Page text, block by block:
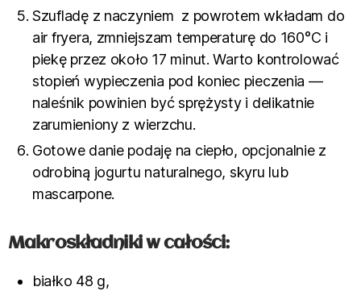
Szufladę z naczyniem z powrotem wkładam do
air fryera, zmniejszam temperaturę do 160°C i
piekę przez około 17 minut. Warto kontrolować
stopień wypieczenia pod koniec pieczenia —
naleśnik powinien być sprężysty i delikatnie
zarumieniony z wierzchu.
Gotowe danie podaję na ciepło, opcjonalnie z
odrobiną jogurtu naturalnego, skyru lub
mascarpone.
Makroskładniki w całości:
białko 48 g,